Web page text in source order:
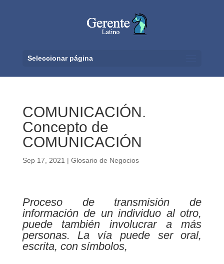
Seleccionar página
COMUNICACIÓN.
Concepto de
COMUNICACIÓN
Sep 17, 2021 | Glosario de Negocios
Proceso de transmisión de
información de un individuo al otro,
puede también involucrar a más
personas. La vía puede ser oral,
escrita, con símbolos,